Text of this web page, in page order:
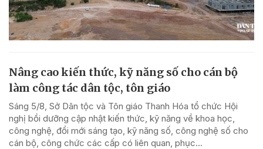
Nâng cao kiến thức, kỹ năng số cho cán bộ
làm công tác dân tộc, tôn giáo
Sáng 5/8, Sở Dân tộc và Tôn giáo Thanh Hóa tổ chức Hội
nghị bồi dưỡng cập nhật kiến thức, kỹ năng về khoa học,
công nghệ, đổi mới sáng tạo, kỹ năng số, công nghệ số cho
cán bộ, công chức các cấp có liên quan, phục...